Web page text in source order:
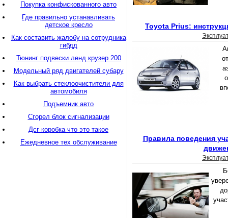
Toyota Рrius:
Правила поведения
Покупка конфискованного авто
Где правильно устанавливать
детское кресло
Как составить жалобу на сотрудника
гибдд
Тюнинг подвески ленд крузер 200
Модельный ряд двигателей субару
Как выбрать стеклоочистители для
автомобиля
Подъемник авто
Сгорел блок сигнализации
Дсг коробка что это такое
Ежедневное тех обслуживание